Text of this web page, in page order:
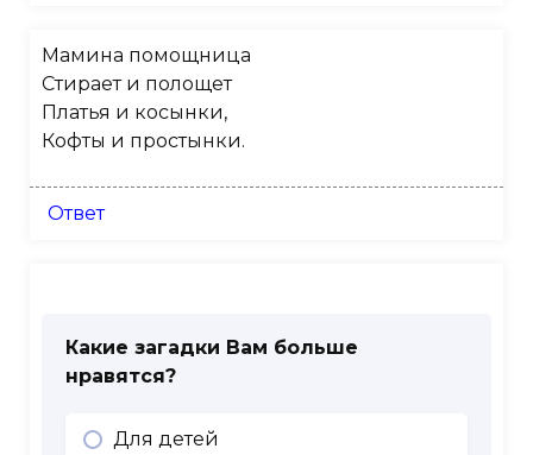
Мамина помощница
Стирает и полощет
Платья и косынки,
Кофты и простынки.
Ответ
Какие загадки Вам больше
нравятся?
Для детей